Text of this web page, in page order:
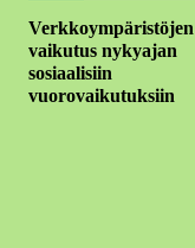
Verkkoympäristöjen
vaikutus nykyajan
sosiaalisiin
vuorovaikutuksiin